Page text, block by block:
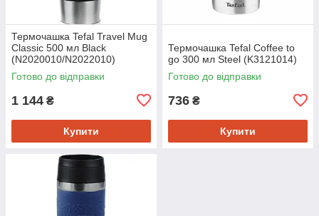
Термочашка Tefal Travel Mug
Classic 500 мл Black
(N2020010/N2022010)
Готово до відправки
1 144 ₴
Купити
Термочашка Tefal Coffee to
go 300 мл Steel (K3121014)
Готово до відправки
736 ₴
Купити